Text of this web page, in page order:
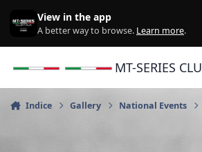
View in the app
A better way to browse. Learn more.
MT-SERIES
Indice Gallery National Events